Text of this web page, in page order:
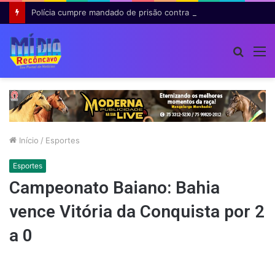
Início / Esportes
Esportes
Campeonato Baiano: Bahia
vence Vitória da Conquista por 2
a 0